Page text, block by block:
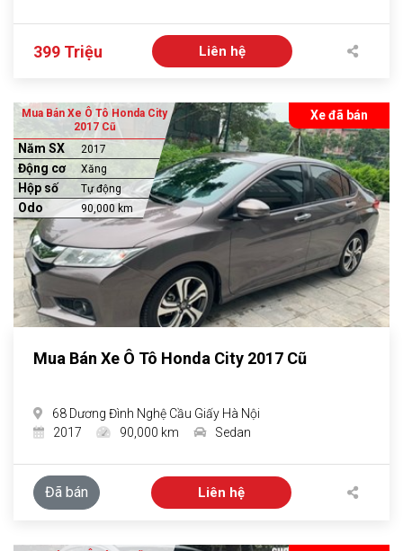
399 Triệu Liên hệ
Xe đã bán
Mua Bán Xe Ô Tô Honda City
2017 Cũ
Năm SX 2017
Động cơ Xăng
Hộp số Tự động
Odo 90,000 km
Mua Bán Xe Ô Tô Honda City 2017 Cũ
68 Dương Đình Nghệ Cầu Giấy Hà Nội
2017
90,000 km Sedan
Đã bán Liên hệ